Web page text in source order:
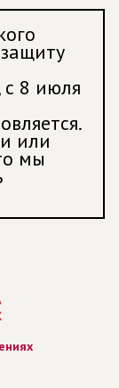
с 8 июля
или
мы